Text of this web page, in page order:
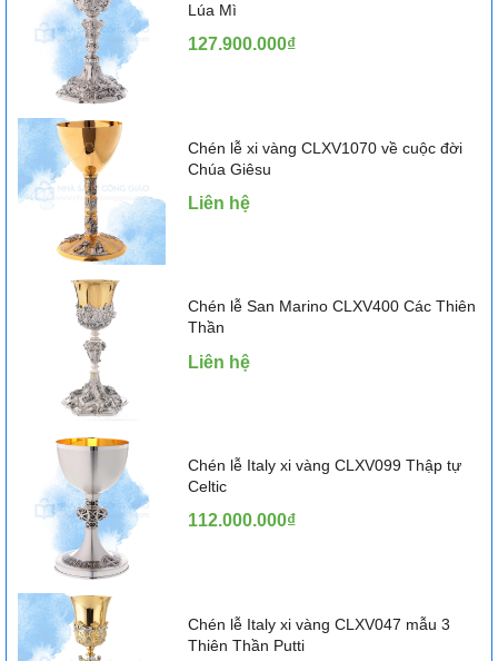
Lúa Mì
127.900.000₫
Chén lễ xi vàng CLXV1070 về cuộc đời
Chúa Giêsu
Liên hệ
Chén lễ San Marino CLXV400 Các Thiên
Thần
Liên hệ
Chén lễ Italy xi vàng CLXV099 Thập tự
Celtic
112.000.000₫
Chén lễ Italy xi vàng CLXV047 mẫu 3
Thiên Thần Putti